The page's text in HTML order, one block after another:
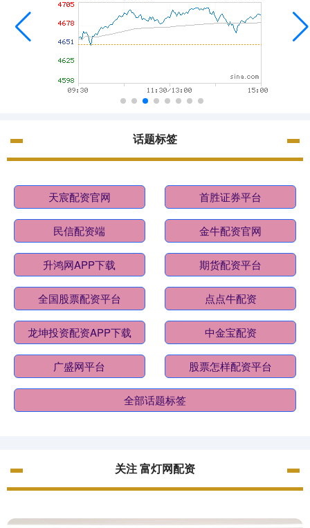
话题标签
天宸配资官网 首胜证券平台
民信配资端 金牛配资官网
升鸿网APP下载 期货配资平台
全国股票配资平台 点点牛配资
龙坤投资配资APP下载 中金宝配资
广盛网平台 股票怎样配资平台
全部话题标签
关注 富灯网配资